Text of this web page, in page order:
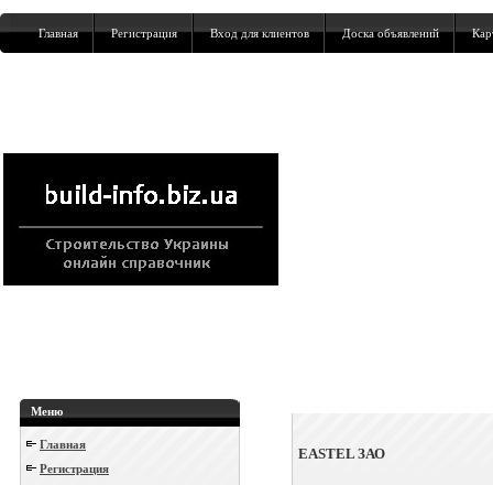
Главная Регистрация Вход для клиентов Доска объявлений
Меню
Главная
Регистрация
EASTEL ЗАО